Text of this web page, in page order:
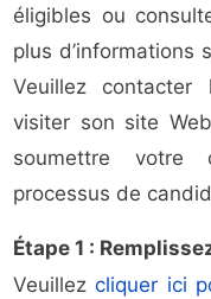
éligibles ou
plus d’informations
Veuillez contacter
visiter son site
soumettre votre
processus de
Étape 1 :
Veuillezcliquer ici